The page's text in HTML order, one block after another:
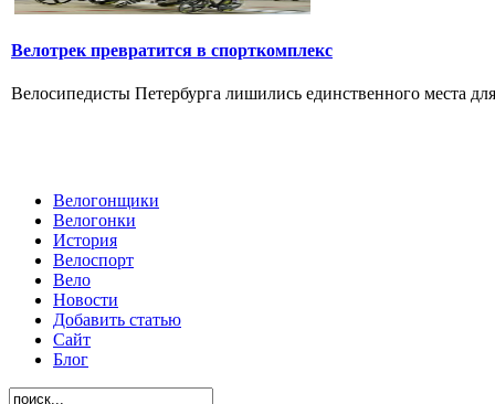
Велотрек превратится в спорткомплекс
Велосипедисты Петербурга лишились единственного места
Велогонщики
Велогонки
История
Велоспорт
Вело
Новости
Добавить статью
Сайт
Блог